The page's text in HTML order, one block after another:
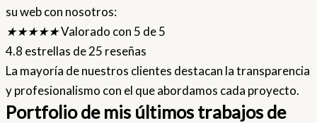
su web con nosotros:
★★★★★Valorado con 5 de 5
4.8 estrellas de 25 reseñas
La mayoría de nuestros clientes destacan la transparencia
y profesionalismo con el que abordamos cada proyecto.
Portfolio de mis últimos trabajos de